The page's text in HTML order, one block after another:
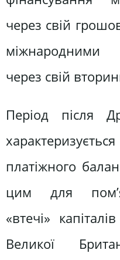
через свій
міжнародними
через свій
Період після
платіжного
цим для
«втечі»
Великої